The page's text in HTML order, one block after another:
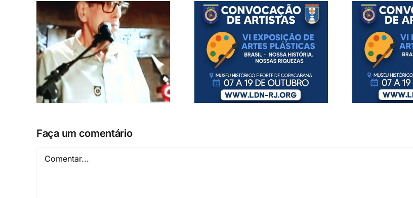
Faça um comentário
Comentar